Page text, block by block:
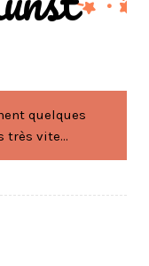
quelques
très vite...